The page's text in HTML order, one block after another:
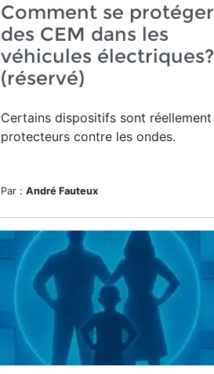
Comment se protéger
des CEM dans les
véhicules électriques?
(réservé)
Certains dispositifs sont réellement
protecteurs contre les ondes.
Par : André Fauteux